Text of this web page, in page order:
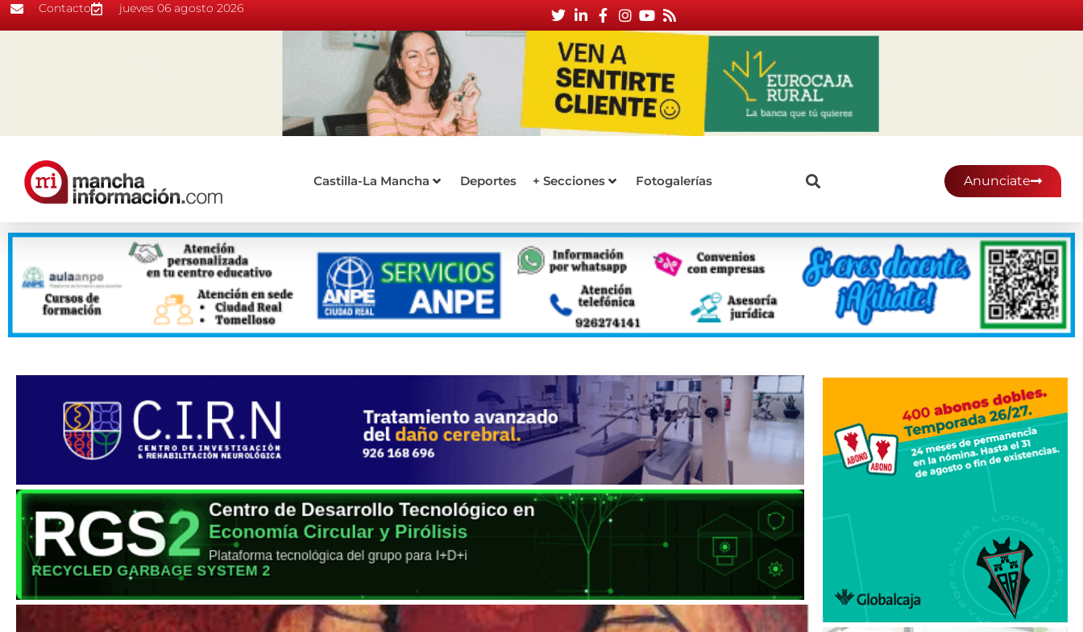
Contacto jueves 06 agosto 2026
Castilla-La Mancha Deportes + Secciones Fotogalerías Anunciate